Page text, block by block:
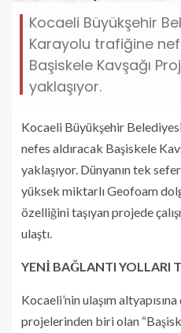
Kocaeli Büyükşehir
Karayolu trafiğine
Başiskele Kavşağı
yaklaşıyor.
Kocaeli Büyükşehir
nefes aldıracak Başiskele
yaklaşıyor. Dünyanın tek
yüksek miktarlı Geofoam
özelliğini taşıyan projede
ulaştı.
YENİ BAĞLANTI YOLLARI
Kocaeli’nin ulaşım
projelerinden biri olan